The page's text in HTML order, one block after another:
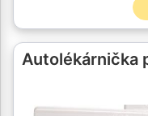
Autolékárnička